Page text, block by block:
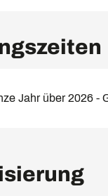
Jahr über 2026 -